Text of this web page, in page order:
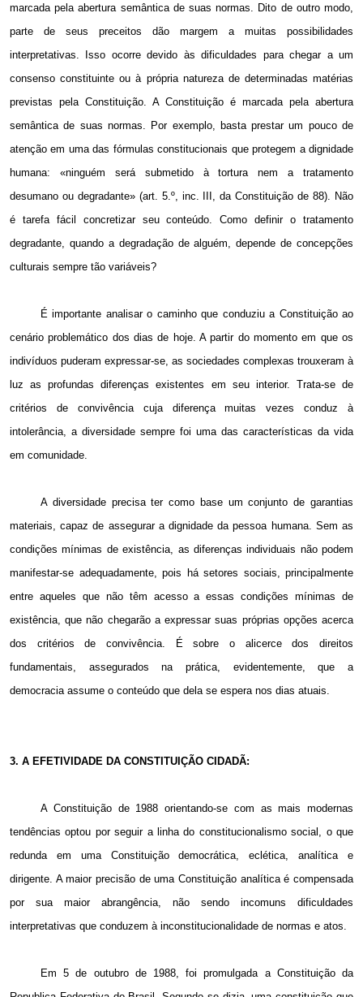
marcada pela abertura semântica de suas normas. Dito de outro modo,
parte de seus preceitos dão margem a muitas possibilidades
interpretativas. Isso ocorre devido às dificuldades para chegar a um
consenso constituinte ou à própria natureza de determinadas matérias
previstas pela Constituição. A Constituição é marcada pela abertura
semântica de suas normas.
Por exemplo, basta prestar um pouco de
atenção em uma das fórmulas constitucionais que protegem a dignidade
humana: «ninguém será submetido à tortura nem a tratamento
desumano ou degradante» (art. 5.º, inc. III, da Constituição de 88). Não
é tarefa fácil concretizar seu conteúdo. Como definir o tratamento
degradante, quando a degradação de alguém, depende de concepções
culturais sempre tão variáveis?
Éimportante analisar o caminho que conduziu a Constituição ao
cenário problemático dos dias de hoje. A partir do momento em que os
indivíduos puderam expressar-se, as sociedades complexas trouxeram à
luz as profundas diferenças existentes em seu interior. Trata-se de
critérios de convivência cuja diferença muitas vezes conduz à
intolerância, a diversidade sempre foi uma das características da vida
em comunidade.
A diversidade precisa ter como base um conjunto de garantias
materiais, capaz de assegurar a dignidade da pessoa humana. Sem as
condições mínimas de existência, as diferenças individuais não podem
manifestar-se adequadamente, pois há setores sociais, principalmente
entre aqueles que não têm acesso a essas condições mínimas de
existência, que não chegarão a expressar suas próprias opções acerca
dos critérios de convivência. É sobre o alicerce dos direitos
fundamentais, assegurados na prática, evidentemente, que a
democracia assume o conteúdo que dela se espera nos dias atuais.
3. A EFETIVIDADE DA CONSTITUIÇÃO CIDADÃ:
A Constituição de 1988 orientando-se com as mais modernas
tendências optou por seguir a linha do constitucionalismo social, o que
redunda em uma Constituiçãodemocrática, eclética, analítica e
dirigente. A maior precisão de uma Constituição analítica é compensada
por sua maior abrangência, não sendo incomuns dificuldades
interpretativas que conduzem à inconstitucionalidade de normas e atos.
Em 5 de outubro de 1988, foi promulgada a Constituição da